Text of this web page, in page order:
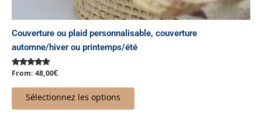
Couverture ou plaid personnalisable, couverture
automne/hiver ou printemps/été
Note
sur 5
From:48,00€
Sélectionnez les options